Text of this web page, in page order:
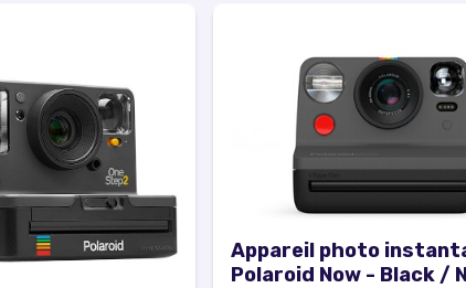
Appareil photo
Polaroid Now - Black /